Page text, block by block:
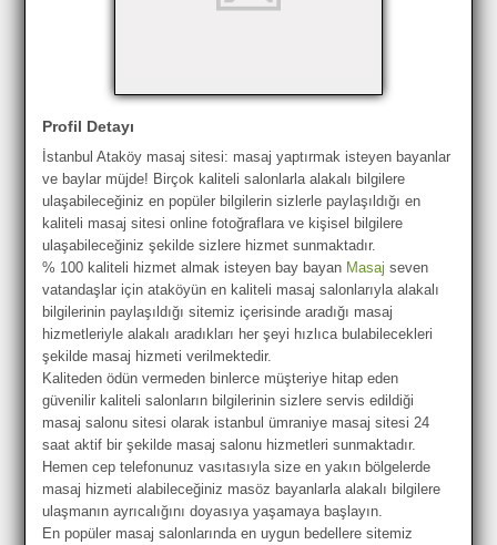
Profil Detayı
İstanbul Ataköy masaj sitesi: masaj yaptırmak isteyen bayanlar
ve baylar müjde! Birçok kaliteli salonlarla alakalı bilgilere
ulaşabileceğiniz en popüler bilgilerin sizlerle paylaşıldığı en
kaliteli masaj sitesi online fotoğraflara ve kişisel bilgilere
ulaşabileceğiniz şekilde sizlere hizmet sunmaktadır.
% 100 kaliteli hizmet almak isteyen bay bayan Masaj seven
vatandaşlar için ataköyün en kaliteli masaj salonlarıyla alakalı
bilgilerinin paylaşıldığı sitemiz içerisinde aradığı masaj
hizmetleriyle alakalı aradıkları her şeyi hızlıca bulabilecekleri
şekilde masaj hizmeti verilmektedir.
Kaliteden ödün vermeden binlerce müşteriye hitap eden
güvenilir kaliteli salonların bilgilerinin sizlere servis edildiği
masaj salonu sitesi olarak istanbul ümraniye masaj sitesi 24
saat aktif bir şekilde masaj salonu hizmetleri sunmaktadır.
Hemen cep telefonunuz vasıtasıyla size en yakın bölgelerde
masaj hizmeti alabileceğiniz masöz bayanlarla alakalı bilgilere
ulaşmanın ayrıcalığını doyasıya yaşamaya başlayın.
En popüler masaj salonlarında en uygun bedellere sitemiz